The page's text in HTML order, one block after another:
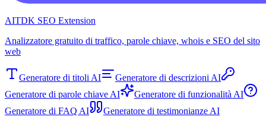
AITDK SEO Extension
Analizzatore gratuito di traffico, parole chiave, whois e SEO del sito
web
Generatore di titoli AI
Generatore di descrizioni AI
Generatore di parole chiave AI
Generatore di funzionalità AI
Generatore di FAQ AI
Generatore di testimonianze AI